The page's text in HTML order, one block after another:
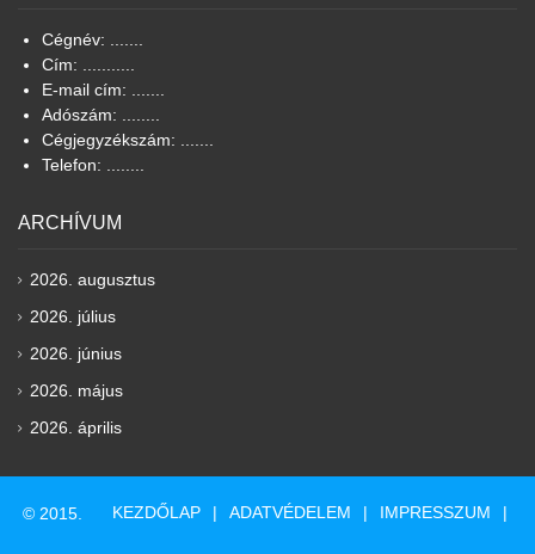
Cégnév: .......
Cím: ...........
E-mail cím: .......
Adószám: ........
Cégjegyzékszám: .......
Telefon: ........
ARCHÍVUM
2026. augusztus
2026. július
2026. június
2026. május
2026. április
© 2015. KEZDŐLAP ADATVÉDELEM IMPRESSZUM